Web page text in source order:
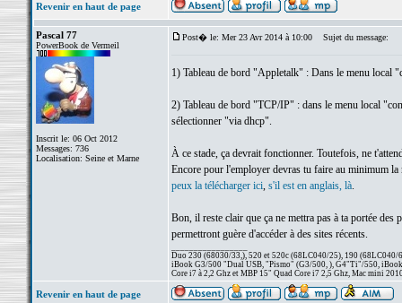
Revenir en haut de page
Pascal 77
PowerBook de Vermeil
Inscrit le: 06 Oct 2012
Messages: 736
Localisation: Seine et Marne
Post� le: Mer 23 Avr 2014 à 10:00 Sujet du message:
1) Tableau de bord "Appletalk" : Dans le menu local
2) Tableau de bord "TCP/IP" : dans le menu local
sélectionner "via dhcp".
À ce stade, ça devrait fonctionner. Toutefois, ne
Encore pour l'employer devras tu faire au minimum
peux la télécharger ici, s'il est en anglais, là.
Bon, il reste clair que ça ne mettra pas à ta portée
permettront guère d'accéder à des sites récents.
Duo 230 (68030/33,), 520 et 520c (68LC040/25), 190 (68LC040/
iBook G3/500 "Dual USB, "Pismo" (G3/500, ), G4"Ti"/550,
Core i7 à 2,2 Ghz et MBP 15" Quad Core i7 2,5 Ghz, Mac mini
Revenir en haut de page